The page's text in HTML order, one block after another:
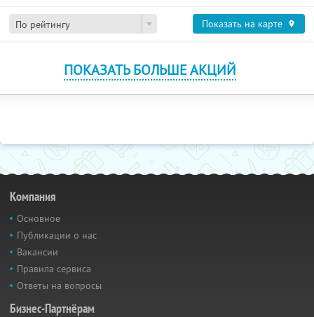
По рейтингу Показать на карте
ПОКАЗАТЬ БОЛЬШЕ АКЦИЙ
Компания
Основное
Публикации о нас
Вакансии
Правила сервиса
Ответы на вопросы
Бизнес-Партнёрам